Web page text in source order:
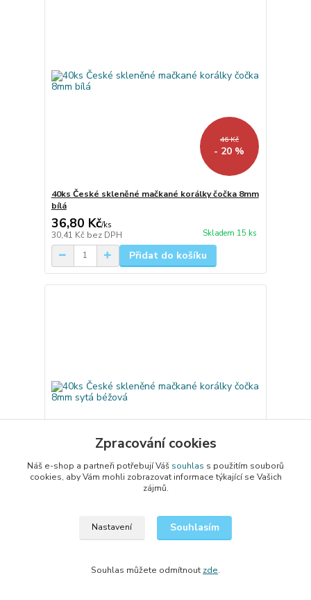
46 Kč
- 20 %
40ks České skleněné mačkané korálky čočka 8mm
bílá
36,80 Kč/ks
30,41 Kč bez DPH Skladem 15 ks
Přidat do košíku
- 20 %
59,20 Kč
Přidat do košíku
Zpracování cookies
Náš e-shop a partneři potřebují Váš souhlas s použitím souborů
cookies, aby Vám mohli zobrazovat informace týkající se Vašich
zájmů.
Nastavení Souhlasím
Souhlas můžete odmítnout zde.